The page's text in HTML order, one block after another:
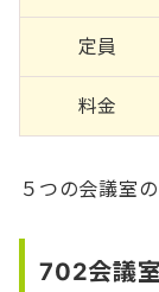
定員
料金
５つの会議室
702会議室